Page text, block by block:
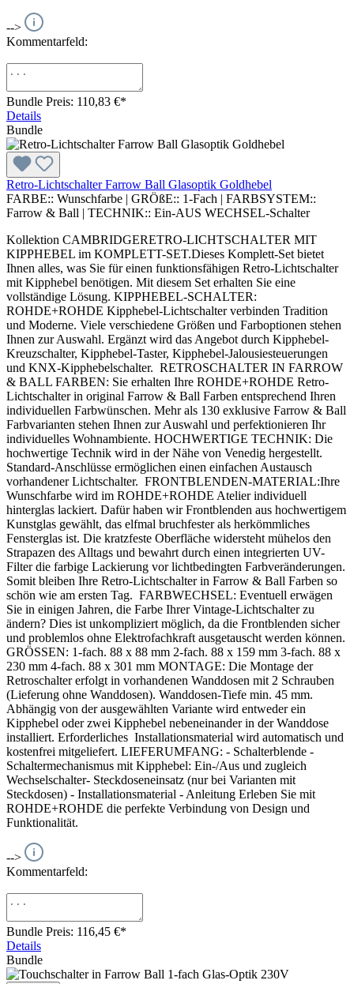
-->
Kommentarfeld:
Bundle Preis: 110,83 €*
Details
Bundle
Retro-Lichtschalter Farrow Ball Glasoptik Goldhebel
FARBE:: Wunschfarbe | GRÖßE:: 1-Fach | FARBSYSTEM::
Farrow & Ball | TECHNIK:: Ein-AUS WECHSEL-Schalter
Kollektion CAMBRIDGERETRO-LICHTSCHALTER MIT
KIPPHEBEL im KOMPLETT-SET.Dieses Komplett-Set bietet
Ihnen alles, was Sie für einen funktionsfähigen Retro-Lichtschalter
mit Kipphebel benötigen. Mit diesem Set erhalten Sie eine
vollständige Lösung. KIPPHEBEL-SCHALTER:
ROHDE+ROHDE Kipphebel-Lichtschalter verbinden Tradition
und Moderne. Viele verschiedene Größen und Farboptionen stehen
Ihnen zur Auswahl. Ergänzt wird das Angebot durch Kipphebel-
Kreuzschalter, Kipphebel-Taster, Kipphebel-Jalousiesteuerungen
und KNX-Kipphebelschalter. RETROSCHALTER IN FARROW
& BALL FARBEN: Sie erhalten Ihre ROHDE+ROHDE Retro-
Lichtschalter in original Farrow & Ball Farben entsprechend Ihren
individuellen Farbwünschen. Mehr als 130 exklusive Farrow & Ball
Farbvarianten stehen Ihnen zur Auswahl und perfektionieren Ihr
individuelles Wohnambiente. HOCHWERTIGE TECHNIK: Die
hochwertige Technik wird in der Nähe von Venedig hergestellt.
Standard-Anschlüsse ermöglichen einen einfachen Austausch
vorhandener Lichtschalter. FRONTBLENDEN-MATERIAL:Ihre
Wunschfarbe wird im ROHDE+ROHDE Atelier individuell
hinterglas lackiert. Dafür haben wir Frontblenden aus hochwertigem
Kunstglas gewählt, das elfmal bruchfester als herkömmliches
Fensterglas ist. Die kratzfeste Oberfläche widersteht mühelos den
Strapazen des Alltags und bewahrt durch einen integrierten UV-
Filter die farbige Lackierung vor lichtbedingten Farbveränderungen.
Somit bleiben Ihre Retro-Lichtschalter in Farrow & Ball Farben so
schön wie am ersten Tag. FARBWECHSEL: Eventuell erwägen
Sie in einigen Jahren, die Farbe Ihrer Vintage-Lichtschalter zu
ändern? Dies ist unkompliziert möglich, da die Frontblenden sicher
und problemlos ohne Elektrofachkraft ausgetauscht werden können.
GRÖSSEN: 1-fach. 88 x 88 mm 2-fach. 88 x 159 mm 3-fach. 88 x
230 mm 4-fach. 88 x 301 mm MONTAGE: Die Montage der
Retroschalter erfolgt in vorhandenen Wanddosen mit 2 Schrauben
(Lieferung ohne Wanddosen). Wanddosen-Tiefe min. 45 mm.
Abhängig von der ausgewählten Variante wird entweder ein
Kipphebel oder zwei Kipphebel nebeneinander in der Wanddose
installiert. Erforderliches Installationsmaterial wird automatisch und
kostenfrei mitgeliefert. LIEFERUMFANG: - Schalterblende -
Schaltermechanismus mit Kipphebel: Ein-/Aus und zugleich
Wechselschalter- Steckdoseneinsatz (nur bei Varianten mit
Steckdosen) - Installationsmaterial - Anleitung Erleben Sie mit
ROHDE+ROHDE die perfekte Verbindung von Design und
Funktionalität.
-->
Kommentarfeld:
Bundle Preis: 116,45 €*
Details
Bundle